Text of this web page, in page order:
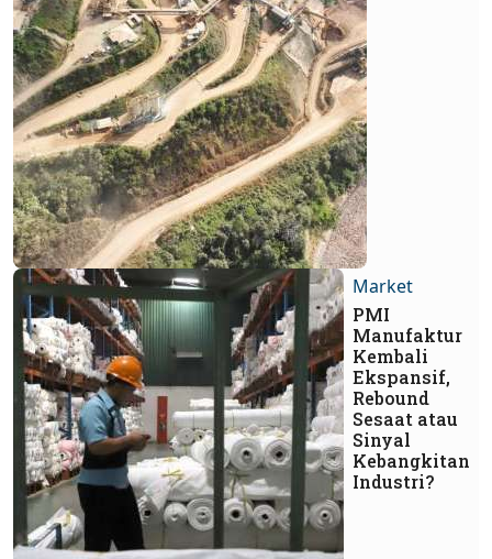
Market
PMI
Manufaktur
Kembali
Ekspansif,
Rebound
Sesaat atau
Sinyal
Kebangkitan
Industri?